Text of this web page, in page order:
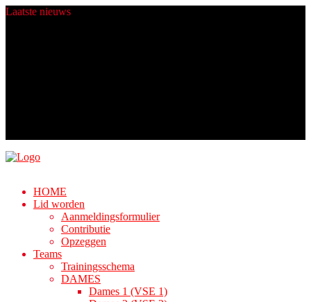
Laatste nieuws
HOME
Lid worden
Aanmeldingsformulier
Contributie
Opzeggen
Teams
Trainingsschema
DAMES
Dames 1 (VSE 1)